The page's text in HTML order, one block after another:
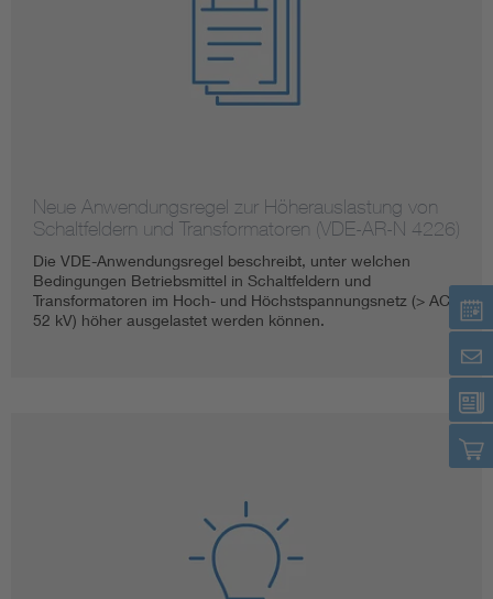
Neue Anwendungsregel zur Höherauslastung von
Schaltfeldern und Transformatoren (VDE-AR-N 4226)
Die VDE-Anwendungsregel beschreibt, unter welchen
Bedingungen Betriebsmittel in Schaltfeldern und
Transformatoren im Hoch- und Höchstspannungsnetz (> AC
52 kV) höher ausgelastet werden können.